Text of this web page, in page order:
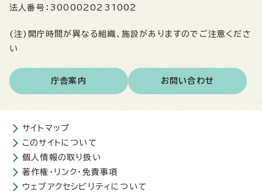
法人番号： 3000020231002
(注)開庁時間が異なる組織、施設がありますのでご注意くださ
い
庁舎案内 お問い合わせ
サイトマップ
このサイトについて
個人情報の取り扱い
著作権・リンク・免責事項
ウェブアクセシビリティについて